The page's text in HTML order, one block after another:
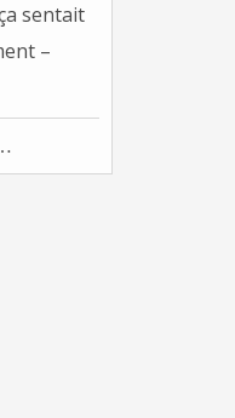
sentait
–